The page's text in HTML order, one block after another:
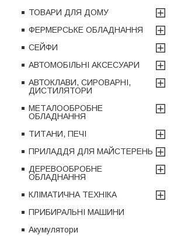
ТОВАРИ ДЛЯ ДОМУ
ФЕРМЕРСЬКЕ ОБЛАДНАННЯ
СЕЙФИ
АВТОМОБІЛЬНІ АКСЕСУАРИ
АВТОКЛАВИ, СИРОВАРНІ,
ДИСТИЛЯТОРИ
МЕТАЛООБРОБНЕ
ОБЛАДНАННЯ
ТИТАНИ, ПЕЧІ
ПРИЛАДДЯ ДЛЯ МАЙСТЕРЕНЬ
ДЕРЕВООБРОБНЕ
ОБЛАДНАННЯ
КЛІМАТИЧНА ТЕХНІКА
ПРИБИРАЛЬНІ МАШИНИ
Акумулятори